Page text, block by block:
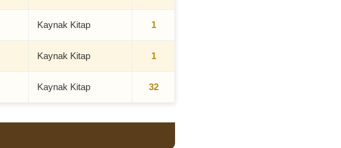
Kaynak Kitap 1
Kaynak Kitap 1
Kaynak Kitap 32